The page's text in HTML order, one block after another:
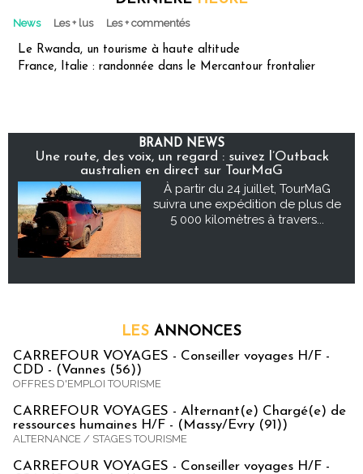
News Les + lus Les + commentés
Le Rwanda, un tourisme à haute altitude
France, Italie : randonnée dans le Mercantour frontalier
BRAND NEWS
Une route, des voix, un regard : suivez l’Outback
australien en direct sur TourMaG
À partir du 24 juillet, TourMaG
suivra une expédition de plus de
5 000 kilomètres à travers...
LES ANNONCES
CARREFOUR VOYAGES - Conseiller voyages H/F -
CDD - (Vannes (56))
OFFRES D'EMPLOI TOURISME
CARREFOUR VOYAGES - Alternant(e) Chargé(e) de
ressources humaines H/F - (Massy/Evry (91))
ALTERNANCE / STAGES TOURISME
CARREFOUR VOYAGES - Conseiller voyages H/F -